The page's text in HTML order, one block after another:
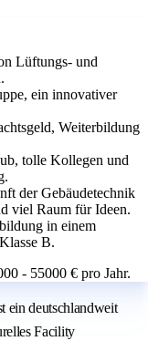
Lüftungs- und
ein innovativer
Weiterbildung
tolle Kollegen und
der Gebäudetechnik
viel Raum für Ideen.
in einem
B.
- 55000 € pro Jahr.
ein deutschlandweit
Facility